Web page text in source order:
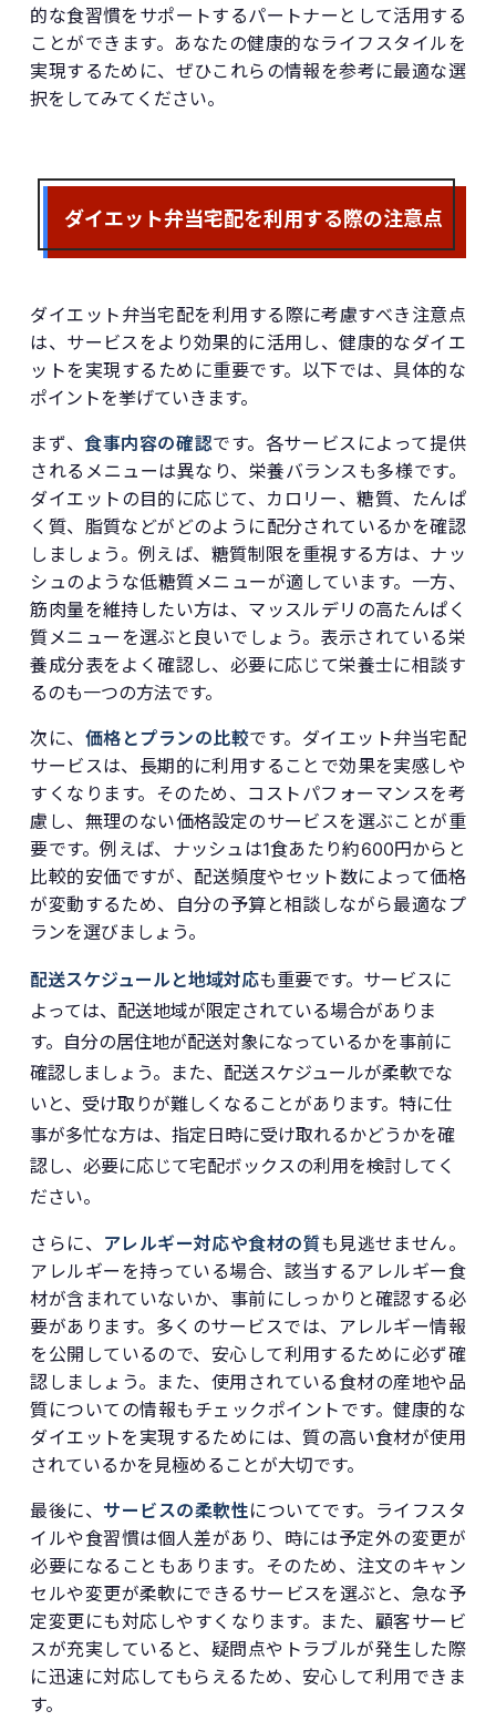
的な食習慣をサポートするパートナーとして活用する
ことができます。あなたの健康的なライフスタイルを
実現するために、ぜひこれらの情報を参考に最適な選
択をしてみてください。
ダイエット弁当宅配を利用する際の注意点
ダイエット弁当宅配を利用する際に考慮すべき注意点
は、サービスをより効果的に活用し、健康的なダイエ
ットを実現するために重要です。以下では、具体的な
ポイントを挙げていきます。
まず、食事内容の確認です。各サービスによって提供
されるメニューは異なり、栄養バランスも多様です。
ダイエットの目的に応じて、カロリー、糖質、たんぱ
く質、脂質などがどのように配分されているかを確認
しましょう。例えば、糖質制限を重視する方は、ナッ
シュのような低糖質メニューが適しています。一方、
筋肉量を維持したい方は、マッスルデリの高たんぱく
質メニューを選ぶと良いでしょう。表示されている栄
養成分表をよく確認し、必要に応じて栄養士に相談す
るのも一つの方法です。
次に、 価格とプランの比較です。ダイエット弁当宅配
サービスは、長期的に利用することで効果を実感しや
すくなります。そのため、コストパフォーマンスを考
慮し、無理のない価格設定のサービスを選ぶことが重
要です。例えば、ナッシュは1食あたり約600円からと
比較的安価ですが、配送頻度やセット数によって価格
が変動するため、自分の予算と相談しながら最適なプ
ランを選びましょう。
配送スケジュールと地域対応も重要です。サービスに
よっては、配送地域が限定されている場合がありま
す。自分の居住地が配送対象になっているかを事前に
確認しましょう。また、配送スケジュールが柔軟でな
いと、受け取りが難しくなることがあります。特に仕
事が多忙な方は、指定日時に受け取れるかどうかを確
認し、必要に応じて宅配ボックスの利用を検討してく
ださい。
さらに、 アレルギー対応や食材の質も見逃せません。
アレルギーを持っている場合、該当するアレルギー食
材が含まれていないか、事前にしっかりと確認する必
要があります。多くのサービスでは、アレルギー情報
を公開しているので、安心して利用するために必ず確
認しましょう。また、使用されている食材の産地や品
質についての情報もチェックポイントです。健康的な
ダイエットを実現するためには、質の高い食材が使用
されているかを見極めることが大切です。
最後に、 サービスの柔軟性についてです。ライフスタ
イルや食習慣は個人差があり、時には予定外の変更が
必要になることもあります。そのため、注文のキャン
セルや変更が柔軟にできるサービスを選ぶと、急な予
定変更にも対応しやすくなります。また、顧客サービ
スが充実していると、疑問点やトラブルが発生した際
に迅速に対応してもらえるため、安心して利用できま
す。